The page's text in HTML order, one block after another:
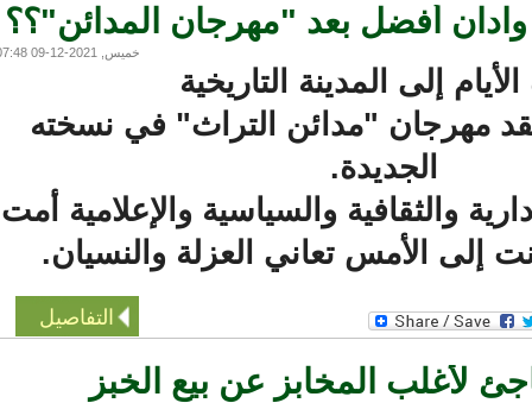
أفضل بعد "مهرجان المدائن"؟؟
خميس, 2021-12-09 07:48
إلى المدينة التاريخية
مهرجان "مدائن التراث" في نسخته
الجديدة.
والثقافية والسياسية والإعلامية أمت
إلى الأمس تعاني العزلة والنسيان.
التفاصيل
المخابز عن بيع الخبز